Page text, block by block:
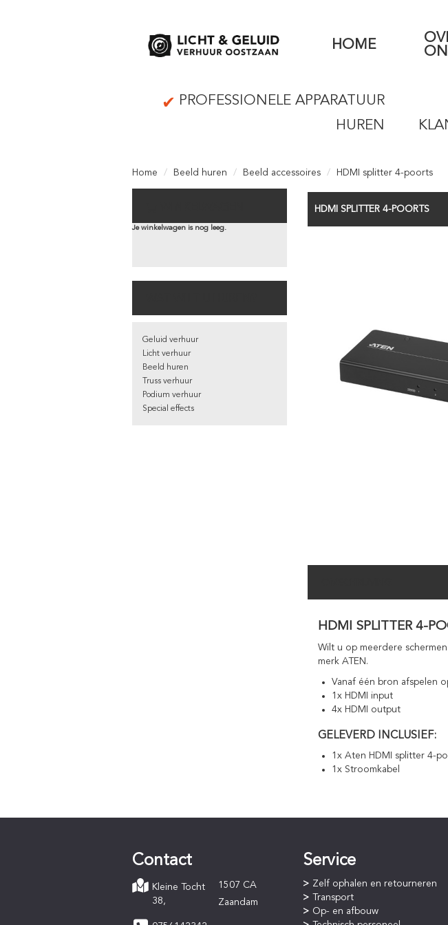
HOME
PROFESSIONELE APPARATUUR
HUREN
Home Beeld huren Beeld accessoires HDMI splitter 4-poorts
Je winkelwagen is nog leeg.
Geluid verhuur
Licht verhuur
Beeld huren
Truss verhuur
Podium verhuur
Special effects
HDMI SPLITTER 4-POORTS
HDMI SPLITTER 4-
Wilt u op meerdere
merk ATEN.
Vanaf één bron afspelen
1x HDMI input
4x HDMI output
GELEVERD INCLUSIEF:
1x Aten HDMI splitter 4-
1x Stroomkabel
Contact
Kleine Tocht
38,
1507 CA
Zaandam
Service
Zelf ophalen en retourneren
Transport
Op- en afbouw